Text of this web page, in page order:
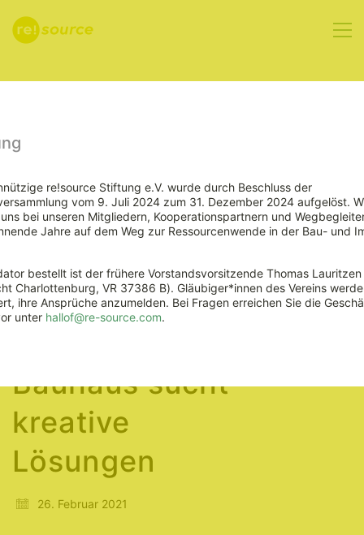
Neues
Bauhaus sucht
kreative
Lösungen
26. Februar 2021
re!source Stiftung e.V. wurde durch Beschluss der
vom 9. Juli 2024 zum 31. Dezember 2024 aufgelöst.
bei unseren Mitgliedern, Kooperationspartnern und
Jahre auf dem Weg zur Ressourcenwende in der Bau- und
bestellt ist der frühere Vorstandsvorsitzende Thomas Lauritzen
Charlottenburg, VR 37386 B). Gläubiger*innen des Vereins
ihre Ansprüche anzumelden. Bei Fragen erreichen Sie die
unter hallof@re-source.com.